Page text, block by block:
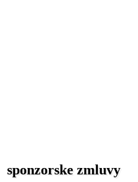
sponzorske zmluvy